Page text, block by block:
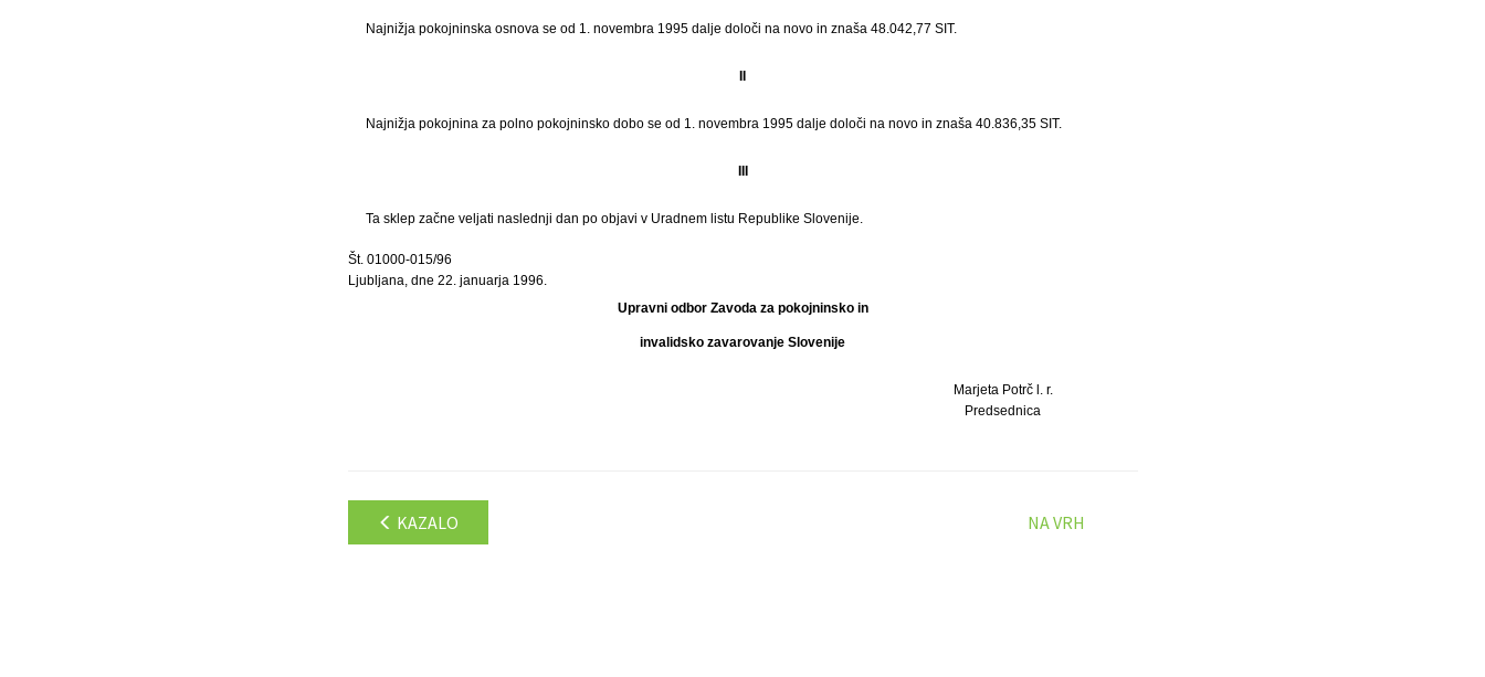
Najnižja pokojninska osnova se od 1. novembra 1995 dalje določi na novo in znaša 48.042,77 SIT.
II
Najnižja pokojnina za polno pokojninsko dobo se od 1. novembra 1995 dalje določi na novo in znaša 40.836,35 SIT.
III
Ta sklep začne veljati naslednji dan po objavi v Uradnem listu Republike Slovenije.
Št. 01000-015/96
Ljubljana, dne 22. januarja 1996.
Upravni odbor Zavoda za pokojninsko in
invalidsko zavarovanje Slovenije
Marjeta Potrč l. r.
Predsednica
KAZALO NA VRH